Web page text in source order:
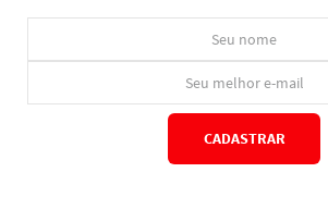
CADASTRAR